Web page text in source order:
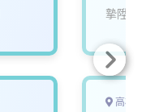
摯陞數
高雄